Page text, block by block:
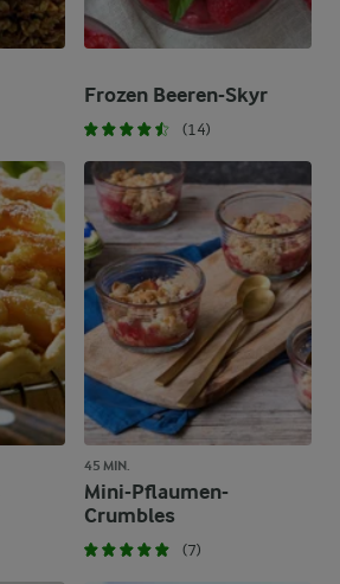
Frozen Beeren-Skyr
(14)
45 MIN.
Mini-Pflaumen-
Crumbles
(7)